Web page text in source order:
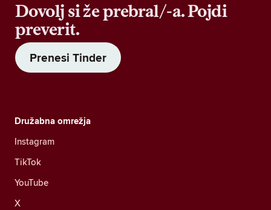
Dovolj si že prebral/-a. Pojdi
preverit.
Prenesi Tinder
Družabna omrežja
Instagram
TikTok
YouTube
X